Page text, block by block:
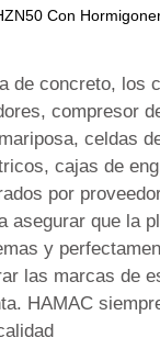
Con
de concreto, los
compresor
celdas
cajas de
por
asegurar que la
y
las marcas de
HAMAC